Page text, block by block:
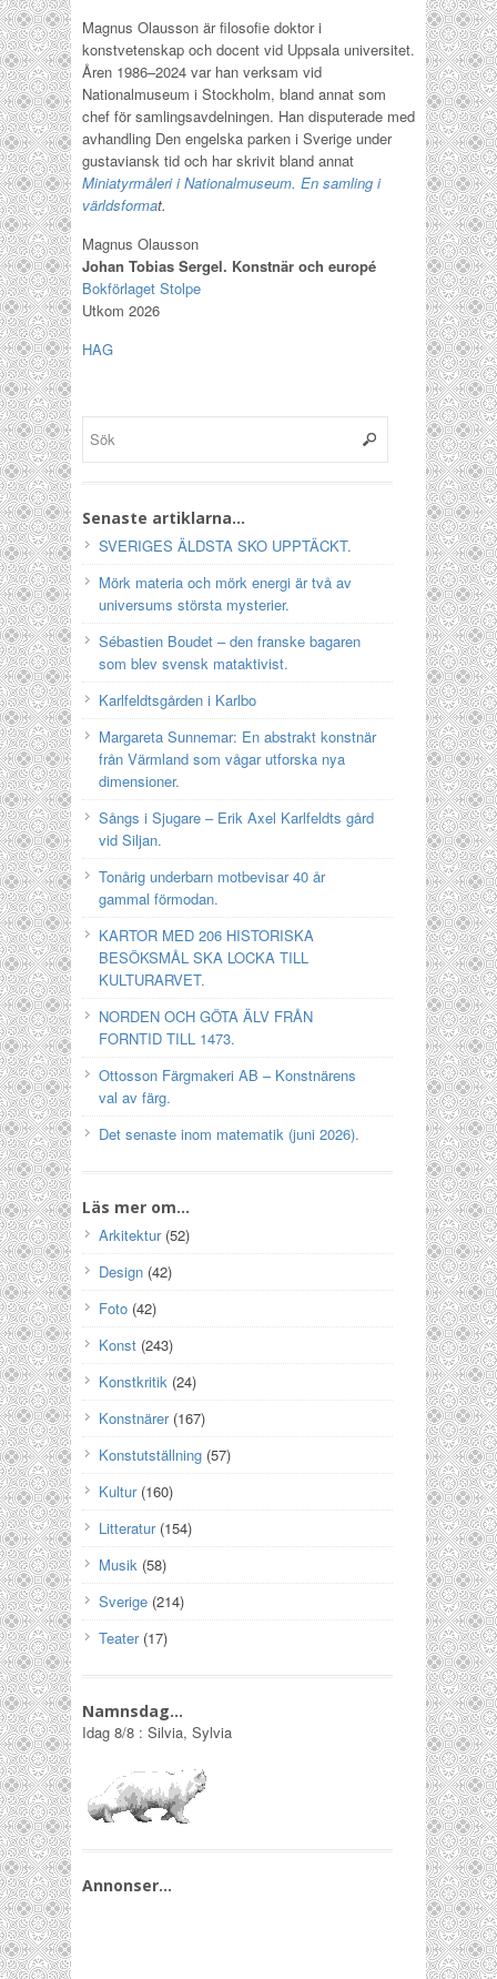
Magnus Olausson är filosofie doktor i
konstvetenskap och docent vid Uppsala universitet.
Åren 1986–2024 var han verksam vid
Nationalmuseum i Stockholm, bland annat som
chef för samlingsavdelningen. Han disputerade med
avhandling Den engelska parken i Sverige under
gustaviansk tid och har skrivit bland annat
Miniatyrmåleri i Nationalmuseum. En samling i
världsformat.
Magnus Olausson
Johan Tobias Sergel. Konstnär och europé
Bokförlaget Stolpe
Utkom 2026
HAG
Senaste artiklarna…
SVERIGES ÄLDSTA SKO UPPTÄCKT.
Mörk materia och mörk energi är två av
universums största mysterier.
Sébastien Boudet – den franske bagaren
som blev svensk mataktivist.
Karlfeldtsgården i Karlbo
Margareta Sunnemar: En abstrakt konstnär
från Värmland som vågar utforska nya
dimensioner.
Sångs i Sjugare – Erik Axel Karlfeldts gård
vid Siljan.
Tonårig underbarn motbevisar 40 år
gammal förmodan.
KARTOR MED 206 HISTORISKA
BESÖKSMÅL SKA LOCKA TILL
KULTURARVET.
NORDEN OCH GÖTA ÄLV FRÅN
FORNTID TILL 1473.
Ottosson Färgmakeri AB – Konstnärens
val av färg.
Det senaste inom matematik (juni 2026).
Läs mer om…
Arkitektur(52)
Design (42)
Foto (42)
Konst (243)
Konstkritik (24)
Konstnärer(167)
Konstutställning (57)
Kultur(160)
Litteratur(154)
Musik (58)
Sverige (214)
Teater(17)
Namnsdag…
Idag 8/8 : Silvia, Sylvia
Annonser…